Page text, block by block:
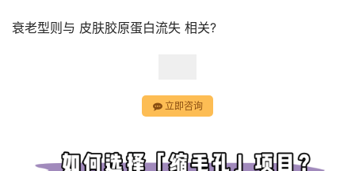
衰老型则与 皮肤胶原蛋白流失 相关?
立即咨询